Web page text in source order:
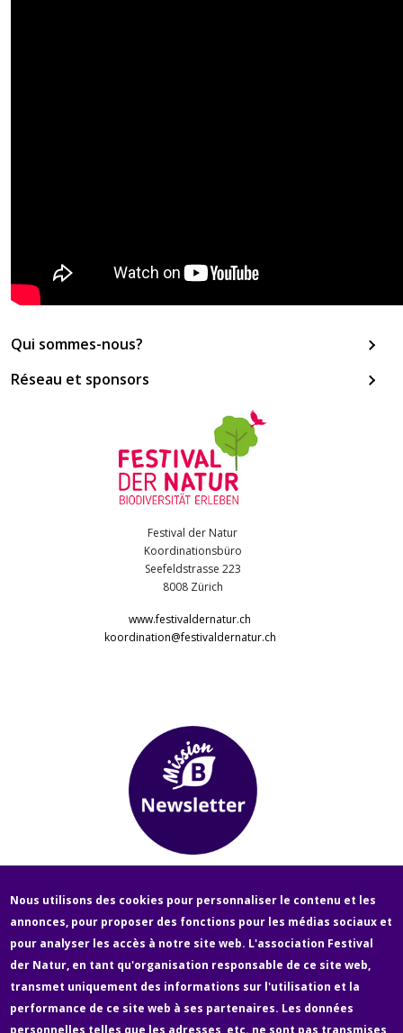
Hauptnavigation
Qui sommes-nous?
Réseau et sponsors
Festival der Natur
Koordinationsbüro
Seefeldstrasse 223
8008 Zürich
www.festivaldernatur.ch
koordination@festivaldernatur.ch
Fußzeile
Newsletter Über uns Contact Médias
Nous utilisons des cookies pour personnaliser le contenu et les
annonces, pour proposer des fonctions pour les médias sociaux et
pour analyser les accès à notre site web. L'association Festival
der Natur, en tant qu'organisation responsable de ce site web,
transmet uniquement des informations sur l'utilisation et la
performance de ce site web à ses partenaires. Les données
personnelles telles que les adresses, etc. ne sont pas transmises